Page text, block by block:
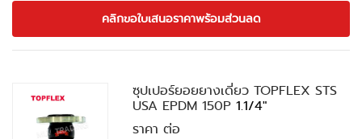
คลิกขอใบเสนอราคาพร้อมส่วนลด
ซุปเปอร์ยอยยางเดี่ยว TOPFLEX STS
USA EPDM 150P1.1/4"
ราคา ต่อ